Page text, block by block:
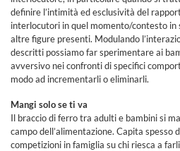
definire l’intimità ed esclusività del
interlocutori in quel momento/contesto in
altre figure presenti. Modulando
descritti possiamo far sperimentare ai
avversivo nei confronti di specifici
modo ad incrementarli o eliminarli.
Mangi solo se ti va
Il braccio di ferro tra adulti e bambini si
campo dell’alimentazione. Capita spesso
competizioni in famiglia su chi riesca a